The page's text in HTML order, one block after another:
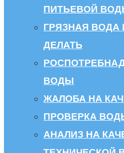
ПИТЬЕВОЙ
ГРЯЗНАЯ ВОДА
ДЕЛАТЬ
ВОДЫ
ЖАЛОБА НА
ПРОВЕРКА
АНАЛИЗ НА